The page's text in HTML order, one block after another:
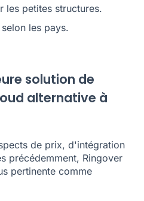
les petites structures.
les pays.
solution de
alternative à
de prix, d'intégration
précédemment, Ringover
pertinente comme